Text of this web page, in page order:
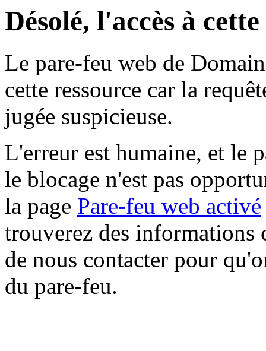
Désolé, l'accès à
Le pare-feu web de
cette ressource car la
jugée suspicieuse.
L'erreur est humaine, et le
le blocage n'est pas
la page Pare-feu web activé
trouverez des informations
de nous contacter pour
du pare-feu.